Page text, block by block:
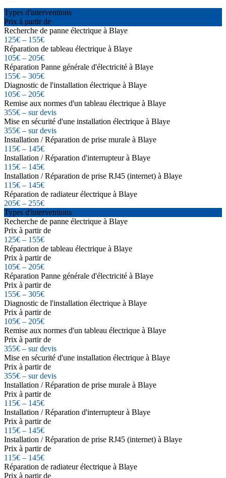
Types d'interventions
Prix à partir de
Recherche de panne électrique à Blaye
125€ – 155€
Réparation de tableau électrique à Blaye
105€ – 205€
Réparation Panne générale d'électricité à Blaye
155€ – 305€
Diagnostic de l'installation électrique à Blaye
105€ – 205€
Remise aux normes d'un tableau électrique à Blaye
355€ – sur devis
Mise en sécurité d'une installation électrique à Blaye
355€ – sur devis
Installation / Réparation de prise murale à Blaye
115€ – 145€
Installation / Réparation d'interrupteur à Blaye
115€ – 145€
Installation / Réparation de prise RJ45 (internet) à Blaye
115€ – 145€
Réparation de radiateur électrique à Blaye
205€ – 255€
Types d'interventions
Recherche de panne électrique à Blaye
Prix à partir de
125€ – 155€
Réparation de tableau électrique à Blaye
Prix à partir de
105€ – 205€
Réparation Panne générale d'électricité à Blaye
Prix à partir de
155€ – 305€
Diagnostic de l'installation électrique à Blaye
Prix à partir de
105€ – 205€
Remise aux normes d'un tableau électrique à Blaye
Prix à partir de
355€ – sur devis
Mise en sécurité d'une installation électrique à Blaye
Prix à partir de
355€ – sur devis
Installation / Réparation de prise murale à Blaye
Prix à partir de
115€ – 145€
Installation / Réparation d'interrupteur à Blaye
Prix à partir de
115€ – 145€
Installation / Réparation de prise RJ45 (internet) à Blaye
Prix à partir de
115€ – 145€
Réparation de radiateur électrique à Blaye
Prix à partir de